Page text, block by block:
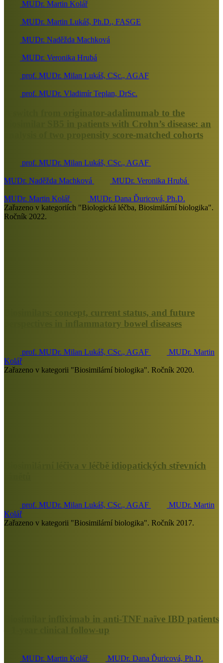
MUDr. Martin Kolář
MUDr. Martin Lukáš, Ph.D., FASGE
MUDr. Naděžda Machková
MUDr. Veronika Hrubá
prof. MUDr. Milan Lukáš, CSc., AGAF
prof. MUDr. Vladimír Teplan, DrSc.
A switch from originator-adalimumab to the
biosimilar SB5 in patients with Crohn’s disease: an
analysis of two propensity score-matched cohorts
prof. MUDr. Milan Lukáš, CSc., AGAF
MUDr. Naděžda Machková MUDr. Veronika Hrubá
MUDr. Martin Kolář
MUDr. Dana Ďuricová, Ph.D.
Zařazeno v kategoriích "Biologická léčba, Biosimilární biologika".
Ročník 2022.
Biosimilars: concept, current status, and future
perspectives in inflammatory bowel diseases
prof. MUDr. Milan Lukáš, CSc., AGAF
MUDr. Martin
Kolář
Zařazeno v kategorii "Biosimilární biologika". Ročník 2020.
Biosimilární léčiva v léčbě idiopatických střevních
prof. MUDr. Milan Lukáš, CSc., AGAF
MUDr. Martin
Kolář
Zařazeno v kategorii "Biosimilární biologika". Ročník 2017.
Biosimilar infliximab in anti-TNF naïve IBD patients
– 1-year clinical follow-up
MUDr. Martin Kolář MUDr. Dana Ďuricová, Ph.D.